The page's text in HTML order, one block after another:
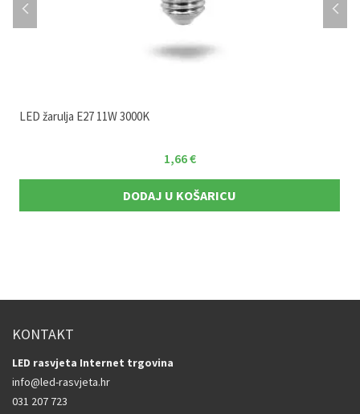
LED žarulja E27 11W 3000K
1,66€
DODAJ U KOŠARICU
KONTAKT
LED rasvjeta Internet trgovina
info@led-rasvjeta.hr
031 207 723